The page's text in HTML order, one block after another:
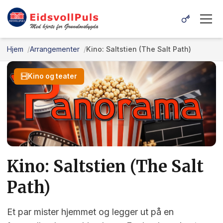
Hjem Arrangementer Kino: Saltstien (The Salt Path)
Kino og teater
Kino: Saltstien (The Salt
Path)
Et par mister hjemmet og legger ut på en